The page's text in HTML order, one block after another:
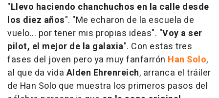
"Llevo haciendo chanchuchos en la calle desde
los diez años". "Me echaron de la escuela de
vuelo... por tener mis propias ideas". "Voy a ser
pilot, el mejor de la galaxia". Con estas tres
fases del joven pero ya muy fanfarrón Han Solo,
al que da vida Alden Ehrenreich, arranca el tráiler
de Han Solo que muestra los primeros pasos del